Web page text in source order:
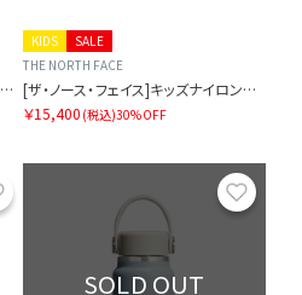
[ザ・ノース・フェイス]キッズスモールロゴキャップ
SALE
KIDS
THE NORTH FACE
[ザ・ノース・フェイス]キッズナイロンダッフル50
￥15,400 (税込)30%OFF
お気に入り
SOLD OUT